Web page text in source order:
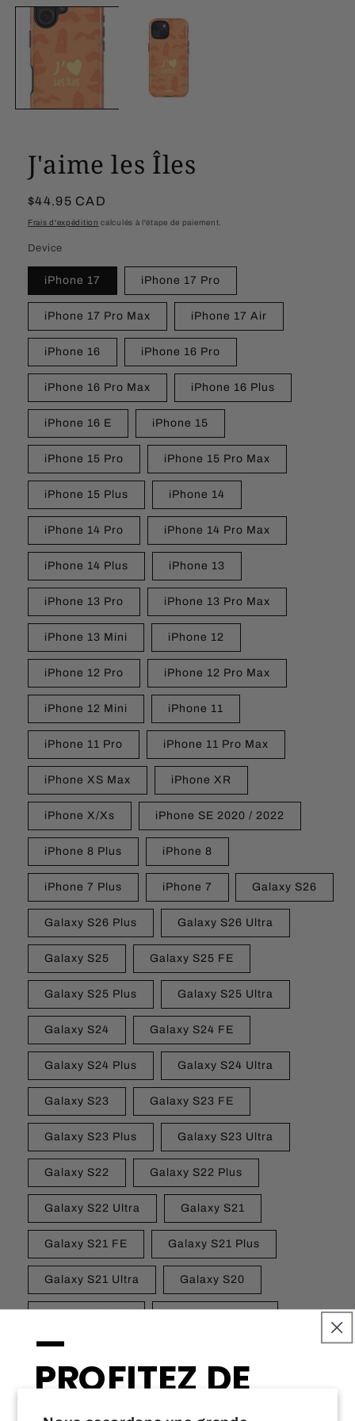
le
média
1
fenêtre
J'aime les Îles
Prix
habituel
$44.95 CAD
Frais d'expédition calculés à l'étape de paiement.
Device
iPhone 17 iPhone 17 Pro
iPhone 17 Pro Max iPhone 17 Air
iPhone 16 iPhone 16 Pro
iPhone 16 Pro Max iPhone 16 Plus
iPhone 16 E iPhone 15
iPhone 15 Pro iPhone 15 Pro Max
iPhone 15 Plus iPhone 14
iPhone 14 Pro iPhone 14 Pro Max
iPhone 14 Plus iPhone 13
iPhone 13 Pro iPhone 13 Pro Max
iPhone 13 Mini iPhone 12
iPhone 12 Pro iPhone 12 Pro Max
iPhone 12 Mini iPhone 11
iPhone 11 Pro iPhone 11 Pro Max
iPhone XS Max iPhone XR
iPhone X/Xs iPhone SE 2020 / 2022
iPhone 8 Plus iPhone 8
iPhone 7 Plus iPhone 7 Galaxy S26
Galaxy S26 Plus Galaxy S26 Ultra
Galaxy S25 Galaxy S25 FE
Galaxy S25 Plus Galaxy S25 Ultra
Galaxy S24 Galaxy S24 FE
Galaxy S24 Plus Galaxy S24 Ultra
Galaxy S23 Galaxy S23 FE
Galaxy S23 Plus Galaxy S23 Ultra
Galaxy S22 Galaxy S22 Plus
Galaxy S22 Ultra Galaxy S21
Galaxy S21 FE Galaxy S21 Plus
Galaxy S21 Ultra Galaxy S20
Google Pixel 10 Pro XL Google Pixel 9
—
PROFITEZ DE